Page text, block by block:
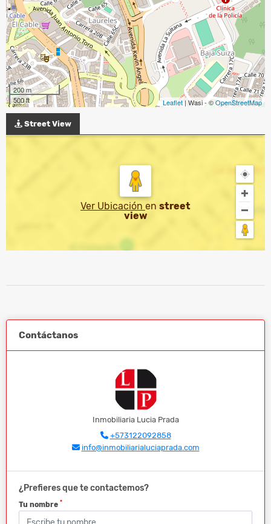
200 m
500 ft
Leaflet | Wasi - ©OpenStreetMap
Street View
Ver Ubicación en street
view
Contáctanos
Inmobiliaria Lucia Prada
+573122092858
info@inmobiliarialuciaprada.com
¿Prefieres que te contactemos?
Tu nombre *